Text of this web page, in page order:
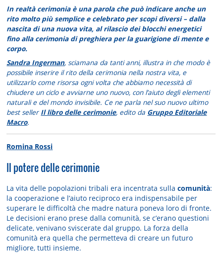
In realtà cerimonia è una parola che può indicare anche un
rito molto più semplice e celebrato per scopi diversi – dalla
nascita di una nuova vita, al rilascio dei blocchi energetici
fino alla cerimonia di preghiera per la guarigione di mente e
corpo.
Sandra Ingerman, sciamana da tanti anni, illustra in che modo è
possibile inserire il rito della cerimonia nella nostra vita, e
utilizzarlo come risorsa ogni volta che abbiamo necessità di
chiudere un ciclo e avviarne uno nuovo, con l’aiuto degli elementi
naturali e del mondo invisibile. Ce ne parla nel suo nuovo ultimo
best seller Il libro delle cerimonie, edito da Gruppo Editoriale
Macro.
Romina Rossi
Il potere delle cerimonie
La vita delle popolazioni tribali era incentrata sullacomunità:
la cooperazione e l’aiuto reciproco era indispensabile per
superare le difficoltà che madre natura poneva loro di fronte.
Le decisioni erano prese dalla comunità, se c’erano questioni
delicate, venivano sviscerate dal gruppo. La forza della
comunità era quella che permetteva di creare un futuro
migliore, tutti insieme.